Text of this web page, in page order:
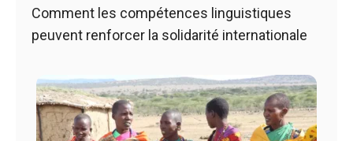
Comment les compétences linguistiques
peuvent renforcer la solidarité internationale